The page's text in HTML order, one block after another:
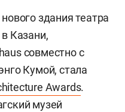
здания театра
Казани,
совместно с
Кумой, стала
Awards.
музей